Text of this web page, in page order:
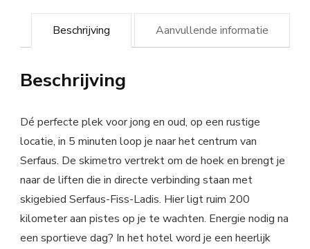
Beschrijving Aanvullende informatie
Beschrijving
Dé perfecte plek voor jong en oud, op een rustige
locatie, in 5 minuten loop je naar het centrum van
Serfaus. De skimetro vertrekt om de hoek en brengt je
naar de liften die in directe verbinding staan met
skigebied Serfaus-Fiss-Ladis. Hier ligt ruim 200
kilometer aan pistes op je te wachten. Energie nodig na
een sportieve dag? In het hotel word je een heerlijk